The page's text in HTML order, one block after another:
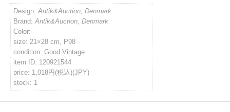
Design: Antik&Auction, Denmark
Brand: Antik&Auction, Denmark
Color:
size: 21×28 cm, P98
condition: Good Vintage
item ID: 120921544
price: 1,018円(税込)(JPY)
stock: 1